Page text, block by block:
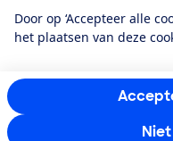
Door op ‘Accepteer alle
het plaatsen van deze
RSS-
12.901consumenten